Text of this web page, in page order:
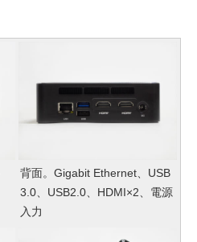
背面。Gigabit Ethernet、USB
3.0、USB2.0、HDMI×2、電源
入力